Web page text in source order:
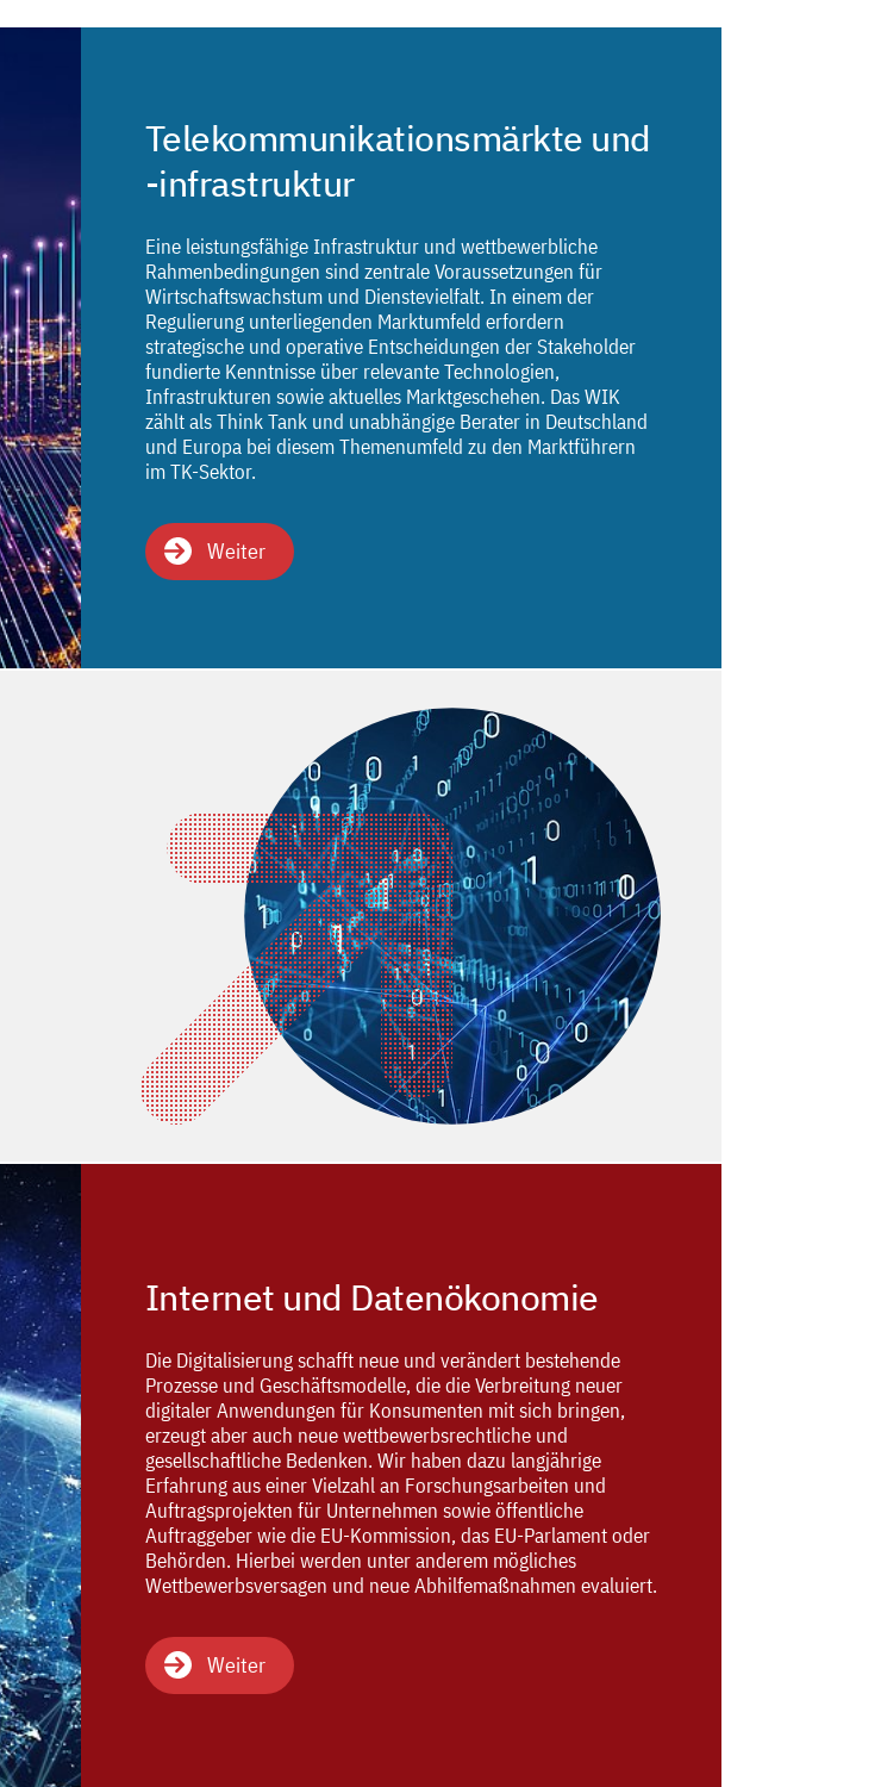
Telekommunikationsmärkte und
-infrastruktur
Eine leistungsfähige Infrastruktur und wettbewerbliche
Rahmenbedingungen sind zentrale Voraussetzungen für
Wirtschaftswachstum und Dienstevielfalt. In einem der
Regulierung unterliegenden Marktumfeld erfordern
strategische und operative Entscheidungen der Stakeholder
fundierte Kenntnisse über relevante Technologien,
Infrastrukturen sowie aktuelles Marktgeschehen. Das WIK
zählt als Think Tank und unabhängige Berater in Deutschland
und Europa bei diesem Themenumfeld zu den Marktführern
im TK-Sektor.
Weiter
Internet und Datenökonomie
Die Digitalisierung schafft neue und verändert bestehende
Prozesse und Geschäftsmodelle, die die Verbreitung neuer
digitaler Anwendungen für Konsumenten mit sich bringen,
erzeugt aber auch neue wettbewerbsrechtliche und
gesellschaftliche Bedenken. Wir haben dazu langjährige
Erfahrung aus einer Vielzahl an Forschungsarbeiten und
Auftragsprojekten für Unternehmen sowie öffentliche
Auftraggeber wie die EU-Kommission, das EU-Parlament oder
Behörden. Hierbei werden unter anderem mögliches
Wettbewerbsversagen und neue Abhilfemaßnahmen evaluiert.
Weiter